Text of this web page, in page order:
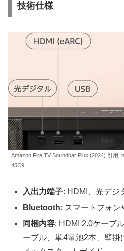
技術仕様
Amazon Fire TV Soundbar Plus (2024) 引用:
45C9
入出力端子: HDMI、光デジ
Bluetooth: スマートフォ
同梱内容: HDMI 2.0ケーブ
ーブル、単4電池2本、壁掛